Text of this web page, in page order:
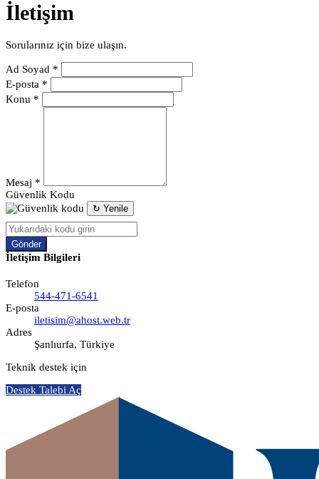
İletişim
Sorularınız için bize ulaşın.
Ad Soyad *
E-posta *
Konu *
Mesaj *
Güvenlik Kodu
↻ Yenile
Gönder
İletişim Bilgileri
Telefon
544-471-6541
E-posta
iletisim@ahost.web.tr
Adres
Şanlıurfa, Türkiye
Teknik destek için
Destek Talebi Aç